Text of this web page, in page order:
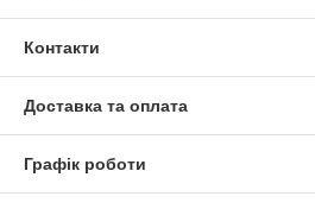
Контакти
Доставка та оплата
Графік роботи